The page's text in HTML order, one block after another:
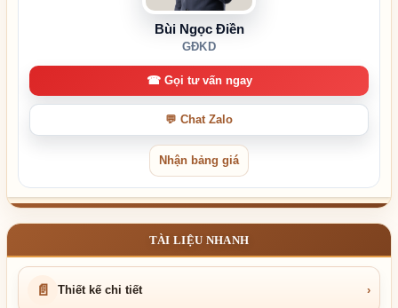
Bùi Ngọc Điền
GĐKD
☎ Gọi tư vấn ngay
💬 Chat Zalo
Nhận bảng giá
TÀI LIỆU NHANH
📄 Thiết kế chi tiết ›